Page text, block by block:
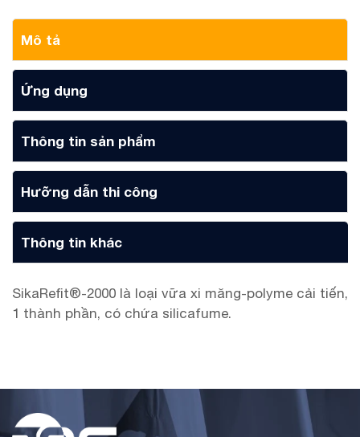
Mô tả
Ứng dụng
Thông tin sản phẩm
Hưỡng dẫn thi công
Thông tin khác
SikaRefit®-2000 là loại vữa xi măng-polyme cải tiến,
1 thành phần, có chứa silicafume.